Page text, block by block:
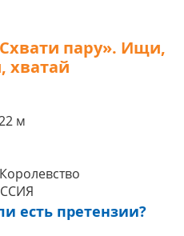
пару». Ищи,
хватай
м
есть претензии?